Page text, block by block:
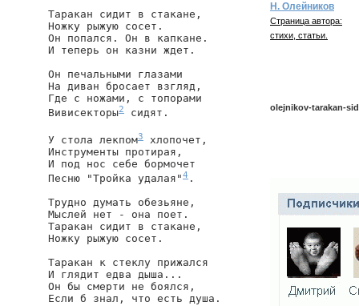
Таракан сидит в стакане,
Ножку рыжую сосет.
Он попался. Он в капкане.
И теперь он казни ждет.
Он печальными глазами
На диван бросает взгляд,
Где с ножами, с топорами
Вивисекторы2 сидят.
У стола лекпом3
хлопочет,
Инструменты протирая,
И под нос себе бормочет
Песню "Тройка удалая"4 .
Трудно думать обезьяне,
Мыслей нет - она поет.
Таракан сидит в стакане,
Ножку рыжую сосет.
Таракан к стеклу прижался
И глядит едва дыша...
Он бы смерти не боялся,
Если б знал, что есть душа.
Н. Олейников
Страница автора:
стихи, статьи.
olejnikov-tarakan-